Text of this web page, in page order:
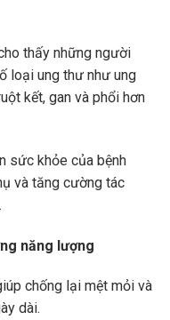
thấy những người
loại ung thư như ung
kết, gan và phổi hơn
sức khỏe của bệnh
và tăng cường tác
năng lượng
chống lại mệt mỏi và
dài.